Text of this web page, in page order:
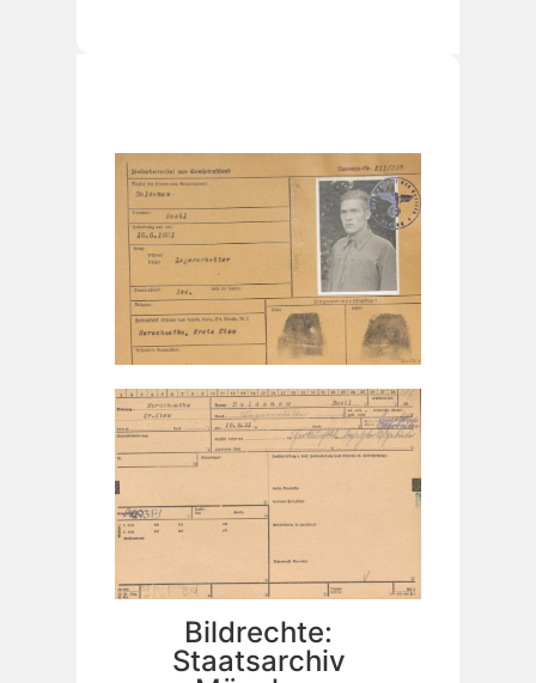
Bildrechte:
Staatsarchiv